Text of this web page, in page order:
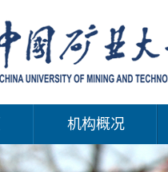
机构概况